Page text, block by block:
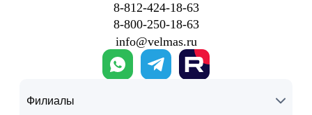
8‑812‑424‑18‑63
8‑800‑250‑18‑63
info@velmas.ru
Филиалы